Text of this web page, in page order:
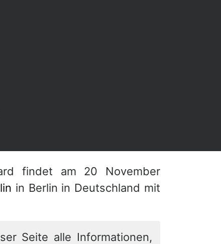
findet am 20 November
in Berlin in Deutschland mit
Seite alle Informationen,